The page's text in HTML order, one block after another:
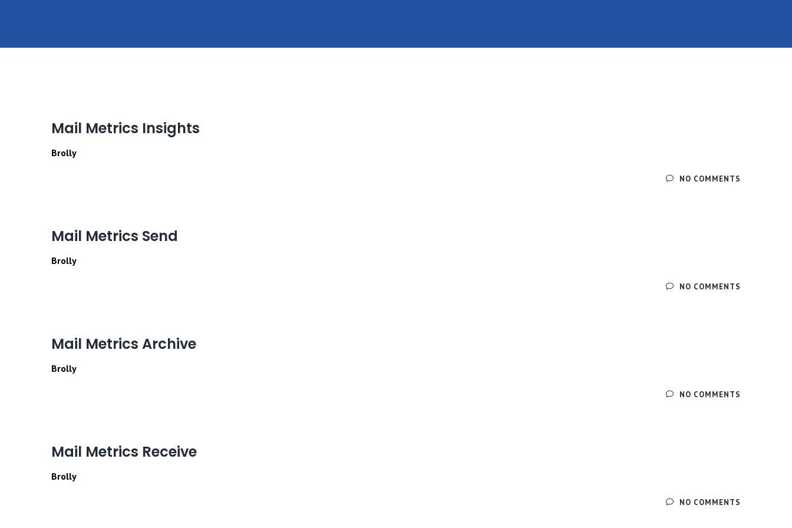
Mail Metrics Insights
Brolly
NO COMMENTS
Mail Metrics Send
Brolly
NO COMMENTS
Mail Metrics Archive
Brolly
NO COMMENTS
Mail Metrics Receive
Brolly
NO COMMENTS